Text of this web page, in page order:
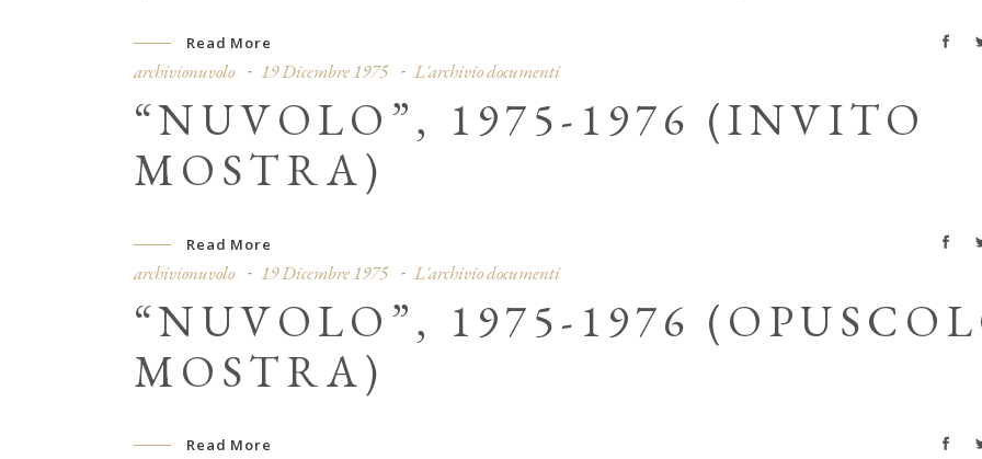
Read More
archivionuvolo 19 Dicembre 1975 L'archivio documenti
“NUVOLO”, 1975-1976 (INVITO
MOSTRA)
Read More
archivionuvolo 19 Dicembre 1975 L'archivio documenti
“NUVOLO”, 1975-1976
MOSTRA)
Read More